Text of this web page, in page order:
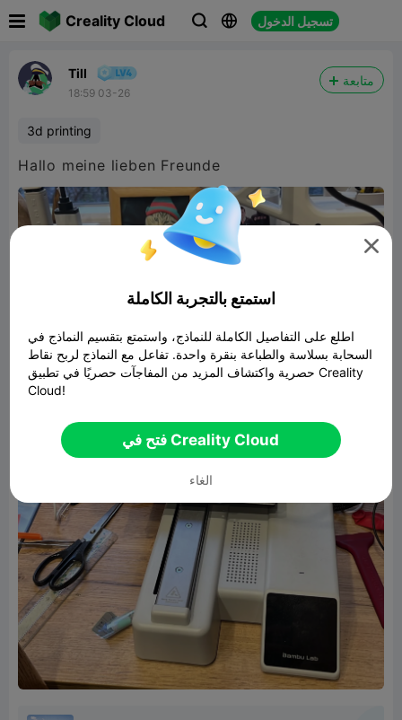
Creality Cloud   تسجيل الدخول
Till
18:59 03-26
متابعة
3d printing
Hallo meine lieben Freunde

استمتع بالتجربة الكاملة
اطلع على التفاصيل الكاملة للنماذج، واستمتع بتقسيم النماذج في
السحابة بسلاسة والطباعة بنقرة واحدة. تفاعل مع النماذج لربح نقاط
حصرية واكتشاف المزيد من المفاجآت حصريًا في تطبيق Creality
Cloud!
فتح في Creality Cloud
الغاء